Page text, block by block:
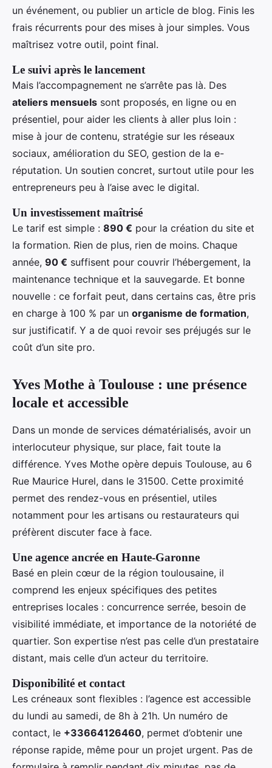
un événement, ou publier un article de blog. Finis les
frais récurrents pour des mises à jour simples. Vous
maîtrisez votre outil, point final.
Le suivi après le lancement
Mais l’accompagnement ne s’arrête pas là. Des
ateliers mensuels sont proposés, en ligne ou en
présentiel, pour aider les clients à aller plus loin :
mise à jour de contenu, stratégie sur les réseaux
sociaux, amélioration du SEO, gestion de la e-
réputation. Un soutien concret, surtout utile pour les
entrepreneurs peu à l’aise avec le digital.
Un investissement maîtrisé
Le tarif est simple : 890 € pour la création du site et
la formation. Rien de plus, rien de moins. Chaque
année, 90 € suffisent pour couvrir l’hébergement, la
maintenance technique et la sauvegarde. Et bonne
nouvelle : ce forfait peut, dans certains cas, être pris
en charge à 100 % par un organisme de formation,
sur justificatif. Y a de quoi revoir ses préjugés sur le
coût d’un site pro.
Yves Mothe à Toulouse : une présence
locale et accessible
Dans un monde de services dématérialisés, avoir un
interlocuteur physique, sur place, fait toute la
différence. Yves Mothe opère depuis Toulouse, au 6
Rue Maurice Hurel, dans le 31500. Cette proximité
permet des rendez-vous en présentiel, utiles
notamment pour les artisans ou restaurateurs qui
préfèrent discuter face à face.
Une agence ancrée en Haute-Garonne
Basé en plein cœur de la région toulousaine, il
comprend les enjeux spécifiques des petites
entreprises locales : concurrence serrée, besoin de
visibilité immédiate, et importance de la notoriété de
quartier. Son expertise n’est pas celle d’un prestataire
distant, mais celle d’un acteur du territoire.
Disponibilité et contact
Les créneaux sont flexibles : l’agence est accessible
du lundi au samedi, de 8h à 21h. Un numéro de
contact, le +33664126460, permet d’obtenir une
réponse rapide, même pour un projet urgent. Pas de